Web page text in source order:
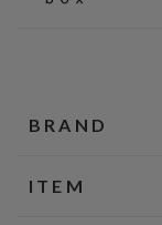
BRAND
ITEM